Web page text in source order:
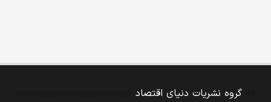
گروه نشریات دنیای اقتصاد